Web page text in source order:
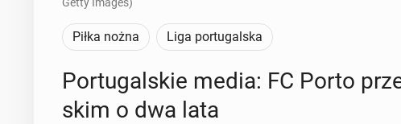
Piłka nożna Liga portugalska
Por­tu­gal­skie media: FC Porto
skim o dwa lata